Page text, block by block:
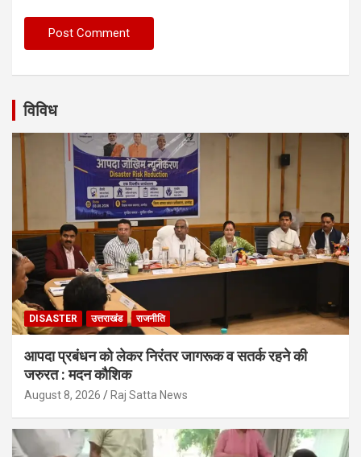
विविध
DISASTER उत्तराखंड राजनीति
आपदा प्रबंधन को लेकर निरंतर जागरूक व सतर्क रहने की
जरुरत : मदन कौशिक
August 8, 2026 Raj Satta News